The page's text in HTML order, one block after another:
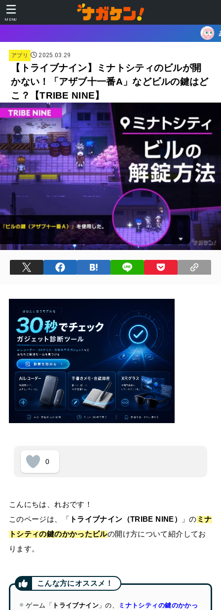
MENU
あなたに合うガジェットを、
アプリ 2025.03.29
【トライブナイン】ミナトシティのビルが開
かない！「アザブ十一番A」などビルの鍵はど
こ？【TRIBE NINE】
0
こんにちは、れおです！
このページは、「 トライブナイン（TRIBE NINE） 」の ミナ
トシティの鍵のかかったビルの開け方について紹介してお
ります。
ゲーム「 トライブナイン 」の、
ミナトシティの鍵のかかっ